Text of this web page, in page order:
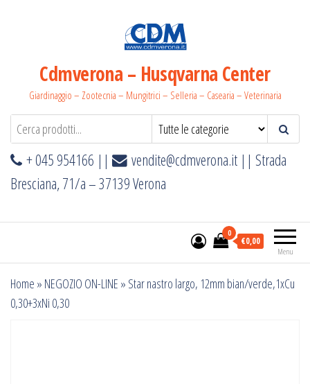
Cdmverona – Husqvarna Center
Giardinaggio – Zootecnia – Mungitrici – Selleria – Casearia – Veterinaria
+ 045 954166 || vendite@cdmverona.it || Strada
Bresciana, 71/a – 37139 Verona
Menu
0
€0,00
Home » NEGOZIO ON-LINE » Star nastro largo, 12mm bian/verde,1xCu
0,30+3xNi 0,30